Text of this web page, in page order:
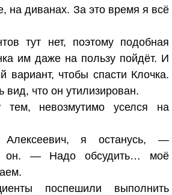
на диванах. За это время я всё
тут нет, поэтому подобная
им даже на пользу пойдёт. И
вариант, чтобы спасти Клочка.
вид, что он утилизирован.
тем, невозмутимо уселся на
я останусь, —
он. — Надо обсудить… моё
поспешили выполнить